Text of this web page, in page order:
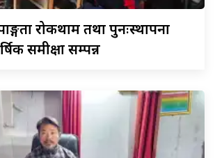
रोकथाम तथा पुनःस्थापना
समीक्षा सम्पन्न